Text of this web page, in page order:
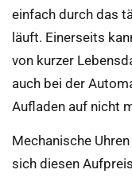
einfach durch das
läuft. Einerseits
von kurzer
auch bei der
Aufladen auf nicht
Mechanische
sich diesen